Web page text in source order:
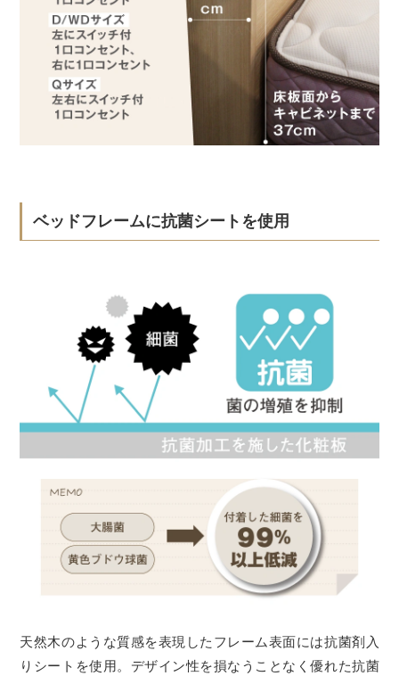
ベッドフレームに抗菌シートを使用
天然木のような質感を表現したフレーム表面には抗菌剤入
りシートを使用。デザイン性を損なうことなく優れた抗菌